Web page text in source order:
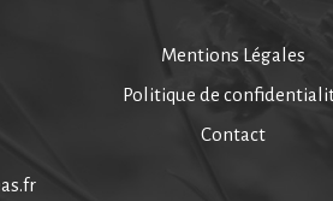
et samedi de 10h à 12h et de 14h
Mentions Légales
Politique de
Contact